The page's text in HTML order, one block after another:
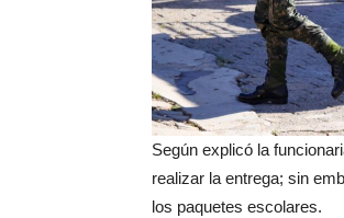
Según explicó la
realizar la entrega; sin
los paquetes escolares.